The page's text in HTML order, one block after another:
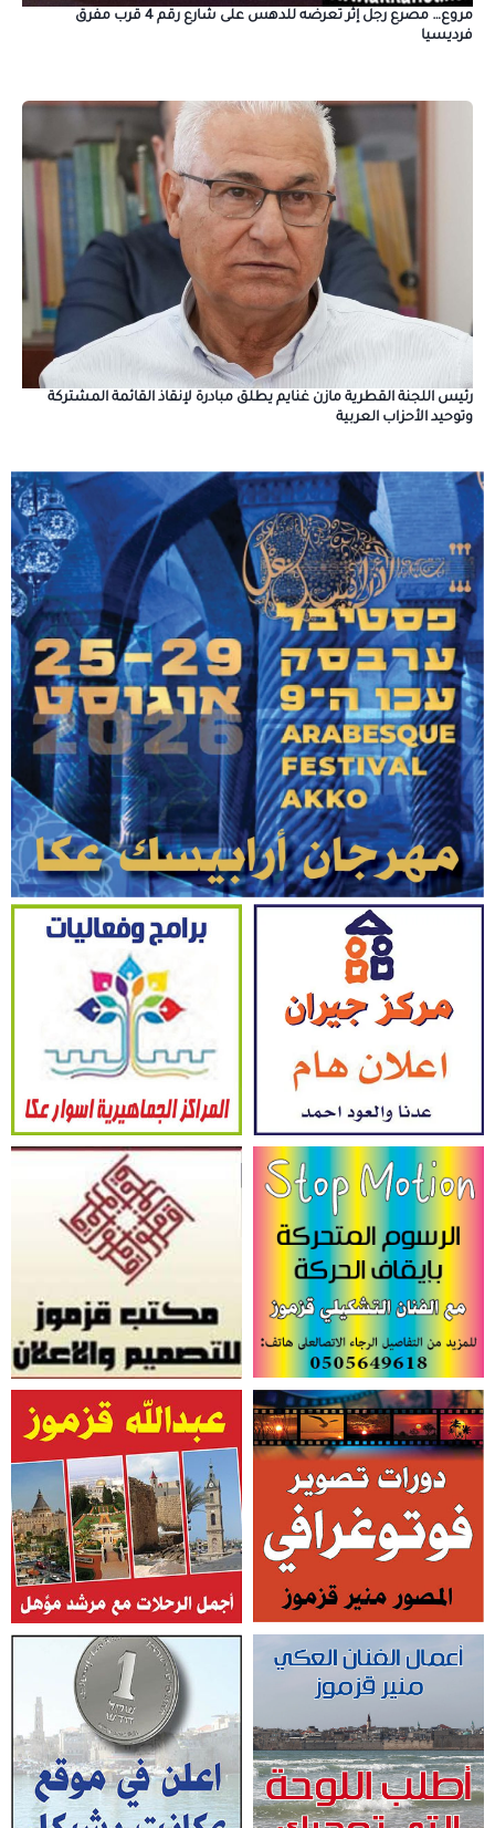
مروع… مصرع رجل إثر تعرضه للدهس على شارع رقم 4 قرب مفرق
فرديسيا
رئيس اللجنة القطرية مازن غنايم يطلق مبادرة لإنقاذ القائمة المشتركة
وتوحيد الأحزاب العربية